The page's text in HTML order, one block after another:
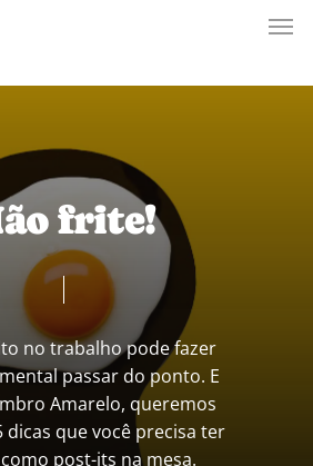
frite!
no trabalho pode fazer
passar do ponto. E
Amarelo, queremos
que você precisa ter
post-its na mesa.